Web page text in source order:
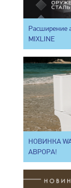
Расширение
MIXLINE
НОВИНКА
АВРОРА!